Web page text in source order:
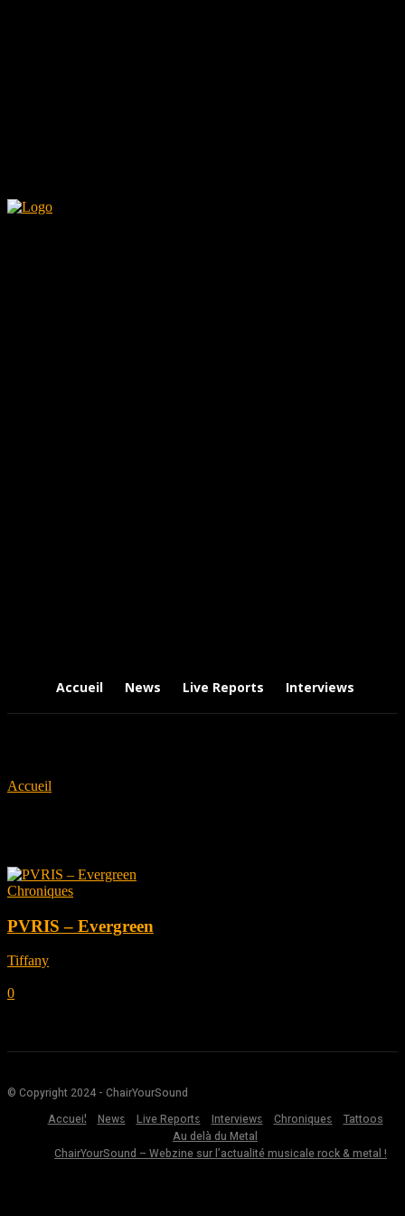
Accueil News Live Reports Interviews
Accueil
Chroniques
PVRIS – Evergreen
Tiffany
0
© Copyright 2024 - ChairYourSound
Accueil
News Live Reports Interviews Chroniques
Tattoos
Au delà du Metal
ChairYourSound – Webzine sur l’actualité musicale rock & metal !